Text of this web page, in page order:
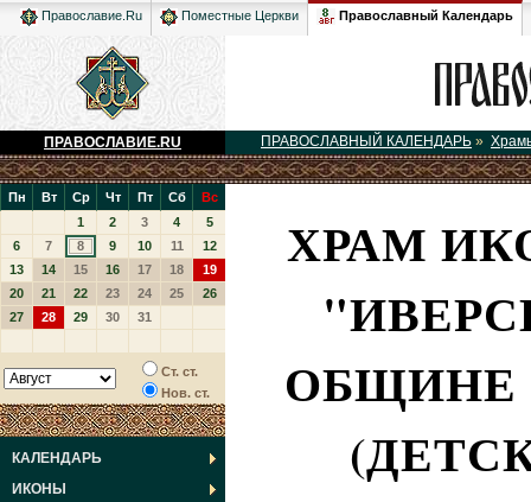
Православие.Ru Поместные Церкви Православный Календарь
ПРАВОСЛАВИЕ.RU ПРАВОСЛАВНЫЙ КАЛЕНДАРЬ »
Пн Вт Ср Чт Пт Сб
Вс
1
2 3 4
5
6
7 8 9 10 11
12
13
14 15 16 17 18
19
20
21 22 23 24 25
26
27
28 29 30 31
Ст. ст.
Нов. ст.
КАЛЕНДАРЬ
ИКОНЫ
ХРАМ
ОБЩИНЕ